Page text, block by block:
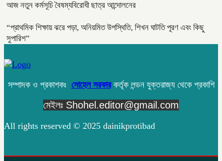
আজ নতুন কর্মসূচি বৈষম্যবিরোধী ছাত্র আন্দোলনের
“প্রাথমিক শিক্ষায় ঝরে পড়া, অনিয়মিত উপস্থিতি, শিখন ঘাটতি পূরণ এবং কিছু
সুপারিশ”
সম্পাদক ও প্রকাশকঃ সোহেল সরকারকর্তৃক লন্ডন যুক্তরাজ্য থেকে প্রকাশি
মেইলঃ Shohel.editor@gmail.com
All rights reserved © 2025 dainikprotibad